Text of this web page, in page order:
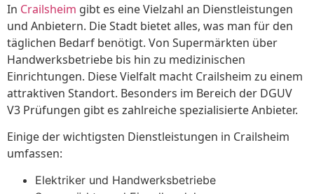
In Crailsheim gibt es eine Vielzahl an Dienstleistungen
und Anbietern. Die Stadt bietet alles, was man für den
täglichen Bedarf benötigt. Von Supermärkten über
Handwerksbetriebe bis hin zu medizinischen
Einrichtungen. Diese Vielfalt macht Crailsheim zu einem
attraktiven Standort. Besonders im Bereich der DGUV
V3 Prüfungen gibt es zahlreiche spezialisierte Anbieter.
Einige der wichtigsten Dienstleistungen in Crailsheim
umfassen:
Elektriker und Handwerksbetriebe